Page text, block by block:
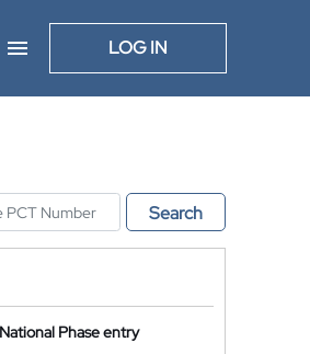
LOG IN
Search
Phase entry